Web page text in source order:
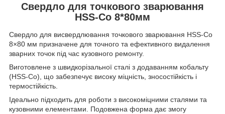
Свердло для точкового зварювання
HSS-Co 8*80мм
Свердло для висвердлювання точкового зварювання HSS-Co
8×80 мм призначене для точного та ефективного видалення
зварних точок під час кузовного ремонту.
Виготовлене з швидкорізальної сталі з додаванням кобальту
(HSS-Co), що забезпечує високу міцність, зносостійкість і
термостійкість.
Ідеально підходить для роботи з високоміцними сталями та
кузовними елементами. Подовжена форма дає змогу